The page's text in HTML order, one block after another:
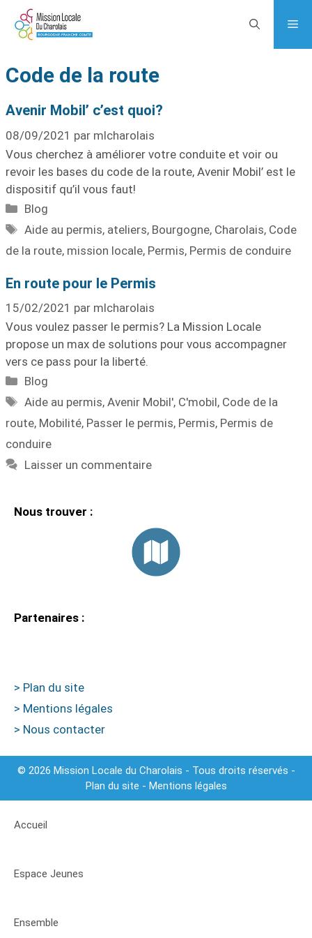
Code de la route
Avenir Mobil’ c’est quoi?
08/09/2021 par mlcharolais
Vous cherchez à améliorer votre conduite et voir ou
revoir les bases du code de la route, Avenir Mobil’ est le
dispositif qu’il vous faut!
Blog
Aide au permis, ateliers, Bourgogne, Charolais, Code
de la route, mission locale, Permis, Permis de conduire
En route pour le Permis
15/02/2021 par mlcharolais
Vous voulez passer le permis? La Mission Locale
propose un max de solutions pour vous accompagner
vers ce pass pour la liberté.
Blog
Aide au permis,Avenir Mobil', C'mobil, Code de la
route, Mobilité, Passer le permis, Permis, Permis de
conduire
Laisser un commentaire
Nous trouver :
Partenaires :
> Plan du site
> Mentions légales
> Nous contacter
© 2026 Mission Locale du Charolais - Tous droits réservés -
Plan du site - Mentions légales
Accueil
Espace Jeunes
Ensemble